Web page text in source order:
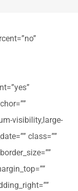
visibility,large-
class=””